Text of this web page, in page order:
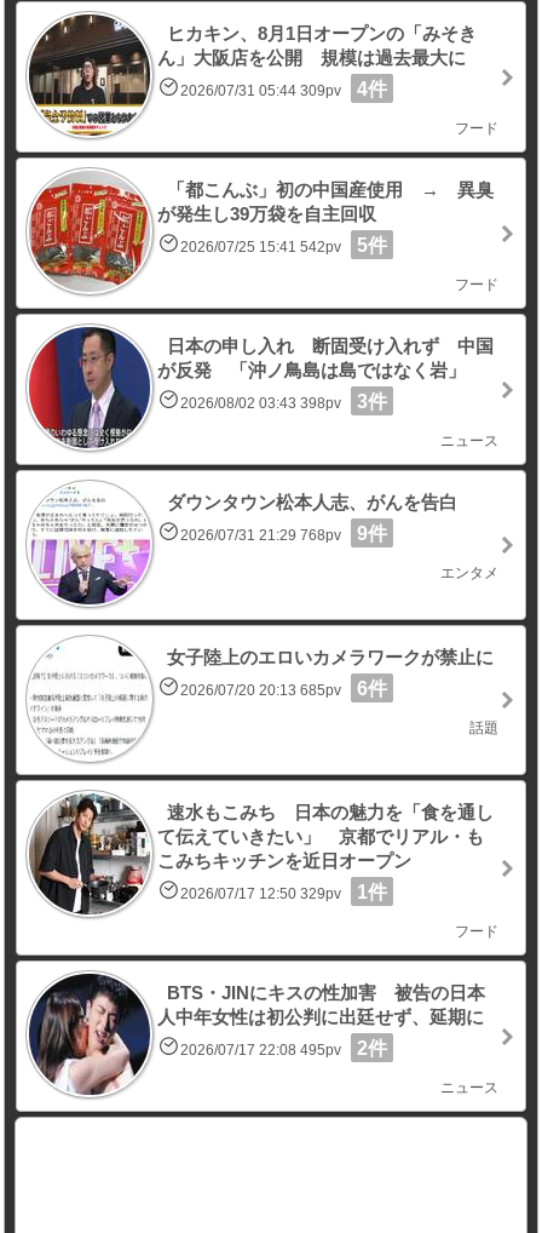
ヒカキン、8月1日オープンの「みそき
ん」大阪店を公開 規模は過去最大に
2026/07/31 05:44 309pv 4件
フード
「都こんぶ」初の中国産使用 → 異臭
が発生し39万袋を自主回収
2026/07/25 15:41 542pv 5件
フード
日本の申し入れ 断固受け入れず 中国
が反発 「沖ノ鳥島は島ではなく岩」
2026/08/02 03:43 398pv 3件
ニュース
ダウンタウン松本人志、がんを告白
2026/07/31 21:29 768pv 9件
エンタメ
女子陸上のエロいカメラワークが禁止に
2026/07/20 20:13 685pv 6件
話題
速水もこみち 日本の魅力を「食を通し
て伝えていきたい」 京都でリアル・も
こみちキッチンを近日オープン
2026/07/17 12:50 329pv 1件
フード
BTS・JINにキスの性加害 被告の日本
人中年女性は初公判に出廷せず、延期に
2026/07/17 22:08 495pv 2件
ニュース